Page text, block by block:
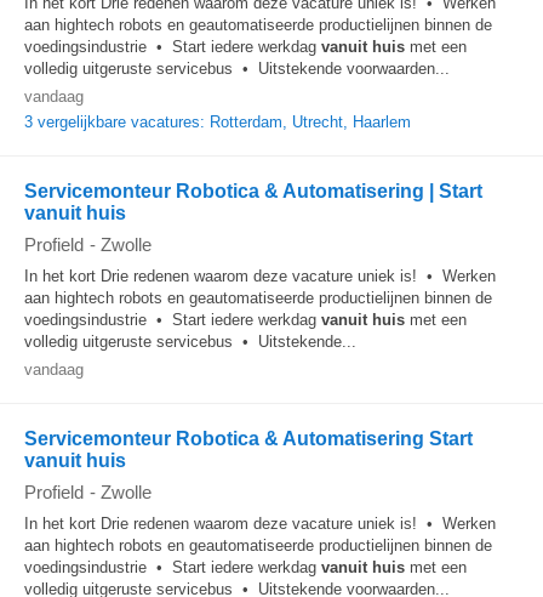
aan hightech robots en geautomatiseerde productielijnen binnen de
voedingsindustrie • Start iedere werkdag vanuit huis met een
volledig uitgeruste servicebus • Uitstekende voorwaarden...
vandaag
3 vergelijkbare vacatures: Rotterdam, Utrecht, Haarlem
Servicemonteur Robotica & Automatisering | Start
vanuit huis
Profield - Zwolle
In het kort Drie redenen waarom deze vacature uniek is! • Werken
aan hightech robots en geautomatiseerde productielijnen binnen de
voedingsindustrie • Start iedere werkdag vanuit huis met een
volledig uitgeruste servicebus • Uitstekende...
vandaag
Servicemonteur Robotica & Automatisering Start
vanuit huis
Profield - Zwolle
In het kort Drie redenen waarom deze vacature uniek is! • Werken
aan hightech robots en geautomatiseerde productielijnen binnen de
voedingsindustrie • Start iedere werkdag vanuit huis met een
volledig uitgeruste servicebus • Uitstekende voorwaarden...